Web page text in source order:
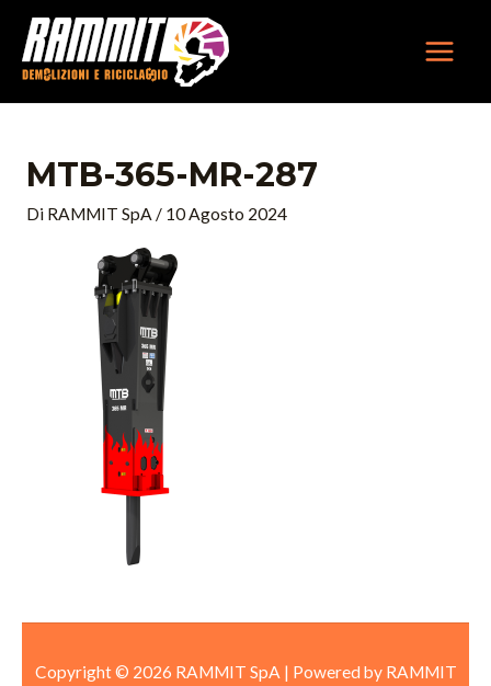
contenuto
MTB-365-MR-287
Di RAMMIT SpA / 10 Agosto 2024
Copyright © 2026 RAMMIT SpA | Powered by RAMMIT